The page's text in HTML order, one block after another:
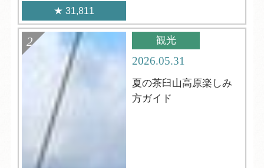
31,811
観光
2026.05.31
夏の茶臼山高原楽しみ
方ガイド